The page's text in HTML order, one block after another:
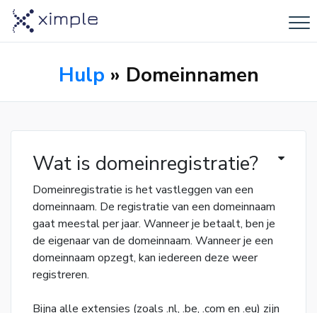
Hulp » Domeinnamen
Wat is domeinregistratie?
Domeinregistratie is het vastleggen van een
domeinnaam. De registratie van een domeinnaam
gaat meestal per jaar. Wanneer je betaalt, ben je
de eigenaar van de domeinnaam. Wanneer je een
domeinnaam opzegt, kan iedereen deze weer
registreren.
Bijna alle extensies (zoals .nl, .be, .com en .eu) zijn